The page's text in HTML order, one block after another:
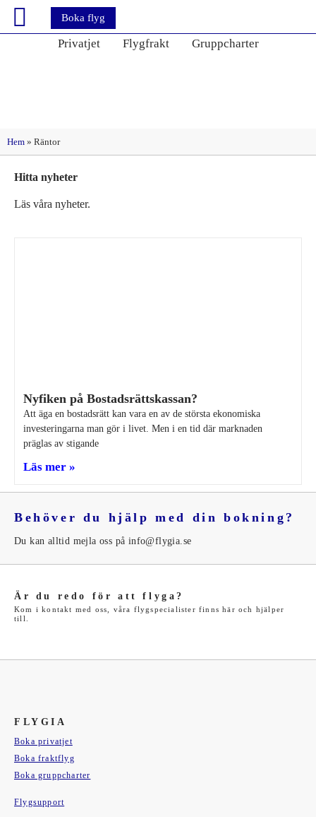
Boka flyg
Privatjet Flygfrakt Gruppcharter
Hem » Räntor
Hitta nyheter
Läs våra nyheter.
Nyfiken på Bostadsrättskassan?
Att äga en bostadsrätt kan vara en av de största ekonomiska
investeringarna man gör i livet. Men i en tid där marknaden
präglas av stigande
Läs mer »
Behöver du hjälp med din bokning?
Du kan alltid mejla oss på info@flygia.se
Är du redo för att flyga?
Kom i kontakt med oss, våra flygspecialister finns här och hjälper
till.
FLYGIA
Boka privatjet
Boka fraktflyg
Boka gruppcharter
Flygsupport